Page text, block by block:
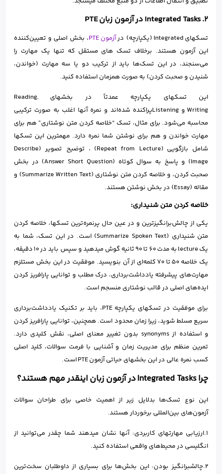
۲. Integrated Tasks در آزمون زبان PTE
تسکهای Integrated (یکپارچه) در آزمون PTE
، بخش اصلی و تعیین‌کننده
این آزمون هستند. برخلاف تسک های مستقل که تنها یک مهارت را
می‌سنجند، در این تسک‌ها باید از ترکیب دو یا سه مهارت (خواندن،
شنیدن و صحبت کردن) به صورت همزمان استفاده کنید.
این تسکهای یکپارچه عمدتاً در بخشهای Reading,
Writing و Listeningپراکنده شده‌اند و نمره آنها اغلب به صورت ترکیبی
محاسبه می‌شود. برای مثال، تسک “خلاصه کردن متن نوشتاری” هم برای
مهارت خواندن و هم برای نوشتن شما نمره دارد. مهمترین این تسکها
شامل بازگویی (Repeat from Lecture) ، توضیح تصویر (Describe
Image) و پاسخ به سوال کوتاه (Answer Short Question) در بخش
صحبت کردن، و خلاصه کردن متن نوشتاری (Summarize Written Text) و
مقاله (Essay) در بخش نوشتن هستند.
خلاصه کردن متن شنیداری:
یکی از چالش‌برانگیزترین و در عین حال پرنمره‌ترین تسکها، خلاصه کردن
متن شنیداری (Summarize Spoken Text) است. در این تسک، شما به
یک lecture به مدت ۶۰ تا ۹۰ ثانیه گوش میدهید و سپس باید در ۱۰ دقیقه،
یک خلاصه ۵۰ تا ۷۰ کلمه‌ای از آن بنویسید. موفقیت در این بخش مستلزم
مهارت‌های پیشرفته یادداشت‌برداری، درک مطلب و توانایی پارافریز کردن
ایده‌های اصلی در قالب نوشتاری منسجم است.
برای موفقیت در تسکهای یکپارچه PTE، باید بر تکنیک یادداشت‌برداری
سریع مسلط شوید، زیرا زمان محدود است. همچنین، توانایی پارافریز کردن
و استفاده از synonyms بدون تغییر معنای اصلی، نقش کلیدی دارد.
تمرین منظم برای مدیریت زمان و آشنایی با فرمت سوالات، کلید اصلی
کسب نمره عالی در این بخشهای حیاتی آزمون PTE است.
چرا Integrated Tasks در آزمون‌ زبان اینقدر مهم هستند؟
این نوع تسک‌ها بدلایل زیر از اهمیت خاصی برای طراحان سوالات
آزمون‌های بین‌المللی برخوردار هستند.
۱.ارزیابی مهارتهای کاربردی: آنها نشان میدهند شما چقدر می‌توانید از
انگلیسی در محیط‌های واقعی استفاده کنید.
۲.چالشبرانگیز بودن: این بخش‌ها برای بسیاری از داوطلبان سخت‌ترین